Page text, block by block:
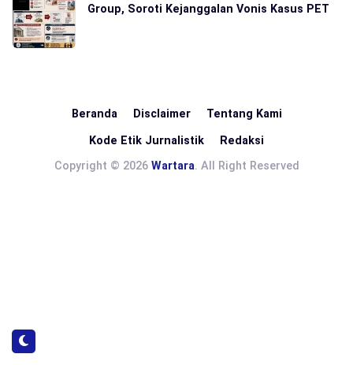
Group, Soroti Kejanggalan Vonis Kasus PET
Beranda Disclaimer Tentang Kami
Kode Etik Jurnalistik
Redaksi
Copyright © 2026 Wartara. All Right Reserved